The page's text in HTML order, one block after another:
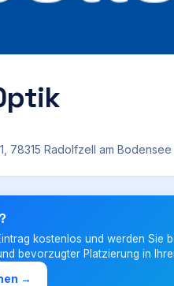
78315 Radolfzell am Bodensee
kostenlos und werden Sie
bevorzugter Platzierung in
→